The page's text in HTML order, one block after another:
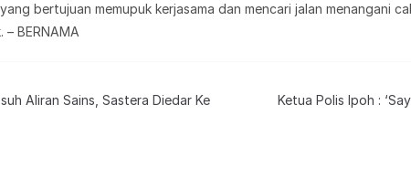
bertujuan memupuk kerjasama dan mencari jalan menangani
– BERNAMA
Aliran Sains, Sastera Diedar Ke
Ketua Polis Ipoh :